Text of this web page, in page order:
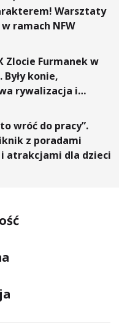
Warsztaty
ramach NFW
Zlocie Furmanek w
Były konie,
rywalizacja i
wróć do pracy”.
z poradami
atrakcjami dla dzieci